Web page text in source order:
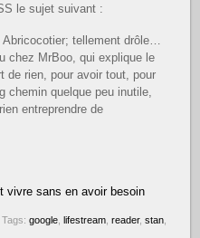
le sujet suivant :
tellement drôle…
chez MrBoo, qui explique le
de rien, pour avoir tout, pour
chemin quelque peu inutile,
entreprendre de
vivre sans en avoir besoin
Tags:google ,lifestream ,reader,stan